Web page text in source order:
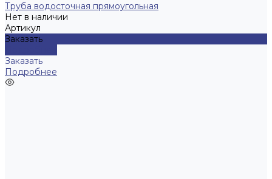
Труба водосточная прямоугольная
Нет в наличии
Артикул
Заказать
Заказать
Подробнее